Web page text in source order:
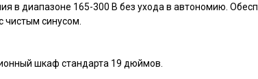
в диапазоне 165-300 В без ухода в автономию.
синусом.
шкаф стандарта 19 дюймов.